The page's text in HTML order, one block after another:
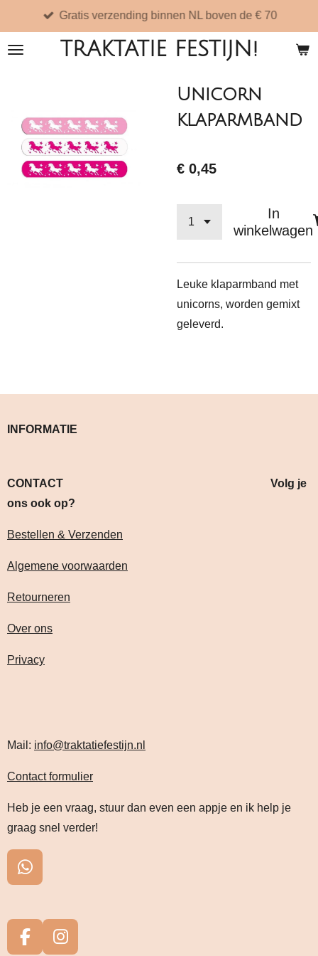
direct
naar
TRAKTATIE FESTIJN!
Gratis verzending binnen NL boven de € 70
Unicorn
klaparmband
€ 0,45
In
winkelwagen
Leuke klaparmband met
unicorns, worden gemixt
geleverd.
INFORMATIE
CONTACT Volg je
ons ook op?
Bestellen & Verzenden
Algemene voorwaarden
Retourneren
Over ons
Privacy
Mail: info@traktatiefestijn.nl
Contact formulier
Heb je een vraag, stuur dan even een appje en ik help je
graag snel verder!
W
t
s
F
I